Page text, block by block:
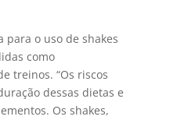
o uso de shakes
como
treinos. “Os riscos
dessas dietas e
Os shakes,